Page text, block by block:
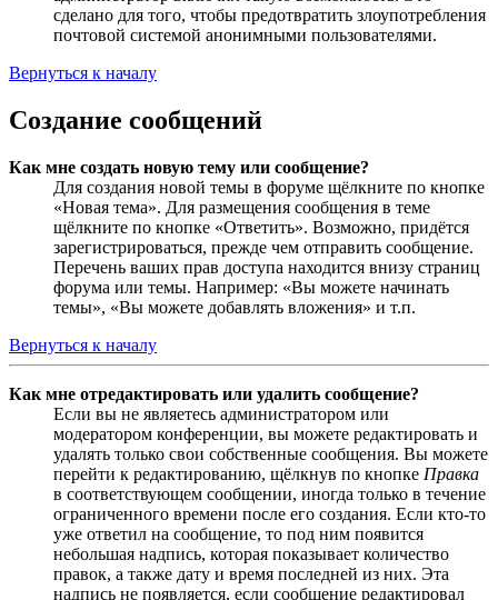
сделано для того, чтобы предотвратить злоупотребления
почтовой системой анонимными пользователями.
Вернуться к началу
Создание сообщений
Как мне создать новую тему или сообщение?
Для создания новой темы в форуме щёлкните по кнопке
«Новая тема». Для размещения сообщения в теме
щёлкните по кнопке «Ответить». Возможно, придётся
зарегистрироваться, прежде чем отправить сообщение.
Перечень ваших прав доступа находится внизу страниц
форума или темы. Например: «Вы можете начинать
темы», «Вы можете добавлять вложения» и т.п.
Вернуться к началу
Как мне отредактировать или удалить сообщение?
Если вы не являетесь администратором или
модератором конференции, вы можете редактировать и
удалять только свои собственные сообщения. Вы можете
перейти к редактированию, щёлкнув по кнопке Правка
в соответствующем сообщении, иногда только в течение
ограниченного времени после его создания. Если кто-то
уже ответил на сообщение, то под ним появится
небольшая надпись, которая показывает количество
правок, а также дату и время последней из них. Эта
надпись не появляется, если сообщение редактировал